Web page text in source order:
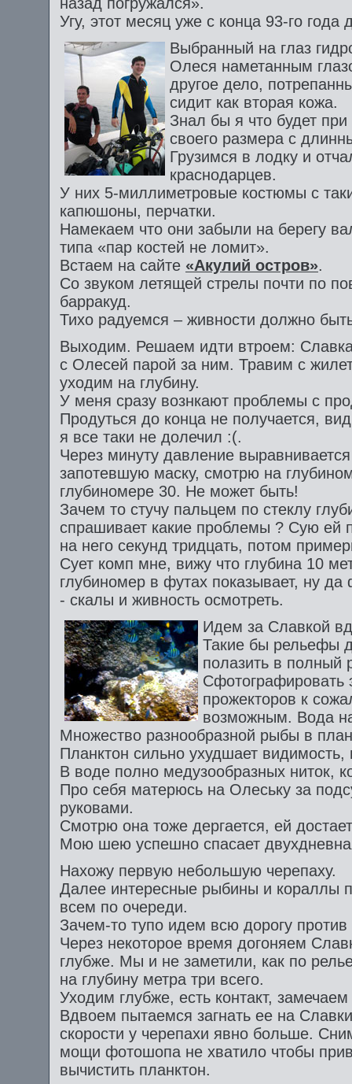
Угу, этот месяц уже с конца 93-го года
Выбранный на глаз
Олеся наметанным
другое дело,
сидит как вторая кожа.
Знал бы я что будет
своего размера с
Грузимся в лодку и
краснодарцев.
У них 5-миллиметровые костюмы с
капюшоны, перчатки.
Намекаем что они забыли на берегу
типа «пар костей не ломит».
Встаем на сайте «Акулий остров».
Со звуком летящей стрелы почти по
барракуд.
Тихо радуемся – живности должно
Выходим. Решаем идти втроем:
с Олесей парой за ним. Травим с
уходим на глубину.
У меня сразу вознкают проблемы с
Продуться до конца не получается,
я все таки не долечил :(.
Через минуту давление
запотевшую маску, смотрю на
глубиномере 30. Не может быть!
Зачем то стучу пальцем по стеклу
спрашивает какие проблемы ? Сую ей
на него секунд тридцать, потом
Сует комп мне, вижу что глубина 10
глубиномер в футах показывает, ну
- скалы и живность осмотреть.
Идем за Славкой
Такие бы рельефы
полазить в полный
Сфотографировать
прожекторов к
возможным. Вода
Множество разнообразной рыбы в
Планктон сильно ухудшает
В воде полно медузообразных ниток,
Про себя матерюсь на Олеську за
руковами.
Смотрю она тоже дергается, ей
Мою шею успешно спасает
Нахожу первую небольшую черепаху.
Далее интересные рыбины и кораллы
всем по очереди.
Зачем-то тупо идем всю дорогу против
Через некоторое время догоняем
глубже. Мы и не заметили, как по
на глубину метра три всего.
Уходим глубже, есть контакт,
Вдвоем пытаемся загнать ее на
скорости у черепахи явно больше.
мощи фотошопа не хватило чтобы
вычистить планктон.